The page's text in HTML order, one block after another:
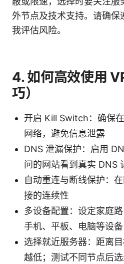
外节点及技术支持。请确保
我评估风险。
4. 如何高效使用
巧）
开启 Kill Switch：确保
网络，避免信息泄露
DNS 泄漏保护：启用
问的网站看到真实 DNS
自动重连与断线保护：
接的连续性
多设备配置：设定家庭
手机、平板、电脑等设备
选择就近服务器：距离
越低；测试不同节点后